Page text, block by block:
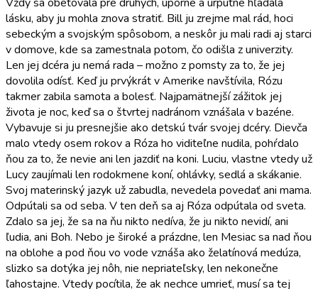
lásku, aby ju mohla znova stratiť. Bill ju zrejme mal rád, hoci
sebeckým a svojským spôsobom, a neskôr ju mali radi aj starci
v domove, kde sa zamestnala potom, čo odišla z univerzity.
Len jej dcéra ju nemá rada – možno z pomsty za to, že jej
dovolila odísť. Keď ju prvýkrát v Amerike navštívila, Rózu
takmer zabila samota a bolesť. Najpamätnejší zážitok jej
života je noc, keď sa o štvrtej nadránom vznášala v bazéne.
Vybavuje si ju presnejšie ako detskú tvár svojej dcéry. Dievča
malo vtedy osem rokov a Róza ho viditeľne nudila, pohŕdalo
ňou za to, že nevie ani len jazdiť na koni. Luciu, vlastne vtedy už
Lucy zaujímali len rodokmene koní, ohlávky, sedlá a skákanie.
Svoj materinský jazyk už zabudla, nevedela povedať ani mama.
Odpútali sa od seba. V ten deň sa aj Róza odpútala od sveta.
Zdalo sa jej, že sa na ňu nikto nedíva, že ju nikto nevidí, ani
ľudia, ani Boh. Nebo je široké a prázdne, len Mesiac sa nad ňou
na oblohe a pod ňou vo vode vznáša ako želatínová medúza,
slizko sa dotýka jej nôh, nie nepriateľsky, len nekonečne
ľahostajne. Vtedy pocítila, že ak nechce umrieť, musí sa tej